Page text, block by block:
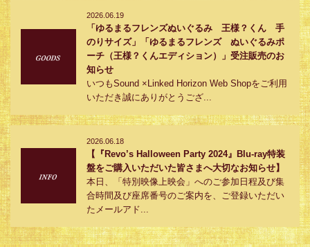
2026.06.19
「ゆるまるフレンズぬいぐるみ 王様？くん 手
のりサイズ」「ゆるまるフレンズ ぬいぐるみポ
ーチ（王様？くんエディション）」受注販売のお
知らせ
いつもSound ×Linked Horizon Web Shopをご利用
いただき誠にありがとうござ...
2026.06.18
【『Revo’s Halloween Party 2024』Blu-ray特装
盤をご購入いただいた皆さまへ大切なお知らせ】
本日、「特別映像上映会」へのご参加日程及び集
合時間及び座席番号のご案内を、ご登録いただい
たメールアド...